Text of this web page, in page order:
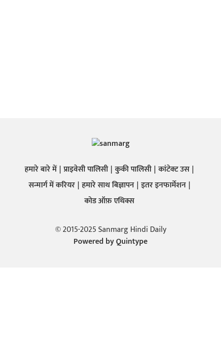
हमारे बारे में प्राइवेसी पालिसी कुकी पालिसी कांटेक्ट उस
सन्मार्ग में करियर हमारे साथ बिज्ञापन इतर इनफार्मेशन
कोड ऑफ़ एथिक्स
© 2015-2025 Sanmarg Hindi Daily
Powered byQuintype